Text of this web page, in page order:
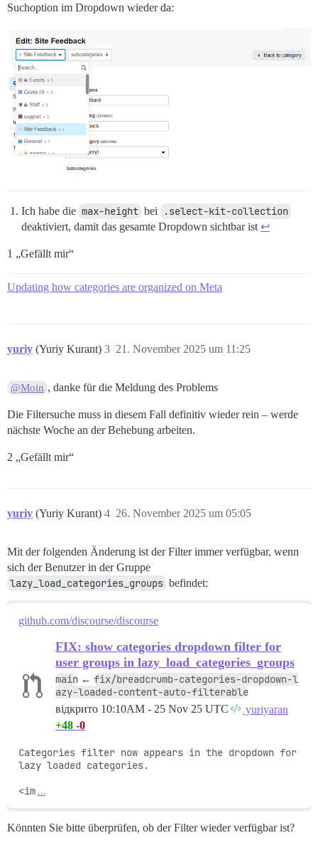
Suchoption im Dropdown wieder da:
Ich habe die max-height bei .select-kit-collection
deaktiviert, damit das gesamte Dropdown sichtbar ist ↩︎
1 „Gefällt mir“
Updating how categories are organized on Meta
yuriy (Yuriy Kurant) 21. November 2025 um 11:25
3
@Moin , danke für die Meldung des Problems
Die Filtersuche muss in diesem Fall definitiv wieder rein – werde
nächste Woche an der Behebung arbeiten.
2 „Gefällt mir“
yuriy (Yuriy Kurant) 26. November 2025 um 05:05
4
Mit der folgenden Änderung ist der Filter immer verfügbar, wenn
sich der Benutzer in der Gruppe
lazy_load_categories_groups befindet:
github.com/discourse/discourse
FIX: show categories dropdown filter for
user groups in lazy_load_categories_groups
main ← fix/breadcrumb-categories-dropdown-l
azy-loaded-content-auto-filterable
відкрито 10:10AM - 25 Nov 25 UTC
yuriyaran
+48 -0
Categories filter now appears in the dropdown for
lazy loaded categories.
<im …
Könnten Sie bitte überprüfen, ob der Filter wieder verfügbar ist?